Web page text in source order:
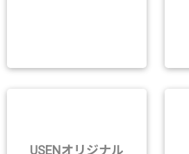
USENオリジナル